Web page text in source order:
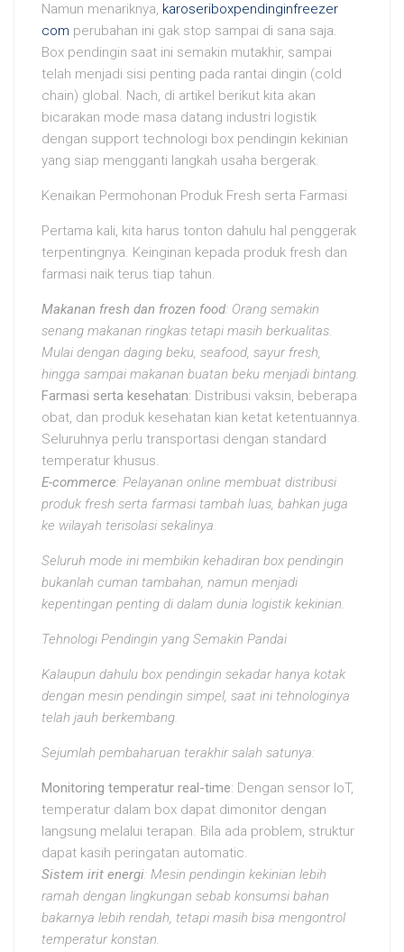
Namun menariknya, karoseriboxpendinginfreezer
com perubahan ini gak stop sampai di sana saja.
Box pendingin saat ini semakin mutakhir, sampai
telah menjadi sisi penting pada rantai dingin (cold
chain) global. Nach, di artikel berikut kita akan
bicarakan mode masa datang industri logistik
dengan support technologi box pendingin kekinian
yang siap mengganti langkah usaha bergerak.
Kenaikan Permohonan Produk Fresh serta Farmasi
Pertama kali, kita harus tonton dahulu hal penggerak
terpentingnya. Keinginan kepada produk fresh dan
farmasi naik terus tiap tahun.
Makanan fresh dan frozen food: Orang semakin
senang makanan ringkas tetapi masih berkualitas.
Mulai dengan daging beku, seafood, sayur fresh,
hingga sampai makanan buatan beku menjadi bintang.
Farmasi serta kesehatan: Distribusi vaksin, beberapa
obat, dan produk kesehatan kian ketat ketentuannya.
Seluruhnya perlu transportasi dengan standard
temperatur khusus.
E-commerce: Pelayanan online membuat distribusi
produk fresh serta farmasi tambah luas, bahkan juga
ke wilayah terisolasi sekalinya.
Seluruh mode ini membikin kehadiran box pendingin
bukanlah cuman tambahan, namun menjadi
kepentingan penting di dalam dunia logistik kekinian.
Tehnologi Pendingin yang Semakin Pandai
Kalaupun dahulu box pendingin sekadar hanya kotak
dengan mesin pendingin simpel, saat ini tehnologinya
telah jauh berkembang.
Sejumlah pembaharuan terakhir salah satunya:
Monitoring temperatur real-time: Dengan sensor IoT,
temperatur dalam box dapat dimonitor dengan
langsung melalui terapan. Bila ada problem, struktur
dapat kasih peringatan automatic.
Sistem irit energi: Mesin pendingin kekinian lebih
ramah dengan lingkungan sebab konsumsi bahan
bakarnya lebih rendah, tetapi masih bisa mengontrol
temperatur konstan.